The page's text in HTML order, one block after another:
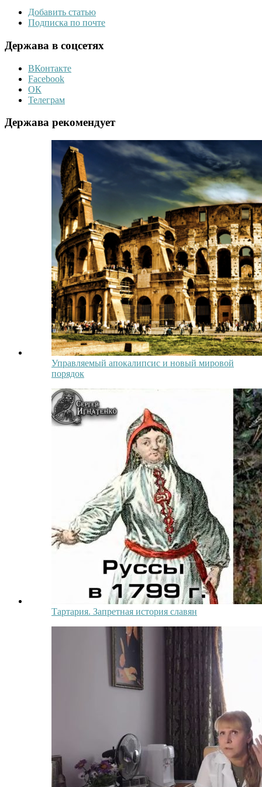
Добавить статью
Подписка по почте
Держава в соцсетях
ВКонтакте
Facebook
ОК
Телеграм
Держава рекомендует
Управляемый апокалипсис и новый мировой
порядок
Тартария. Запретная история славян